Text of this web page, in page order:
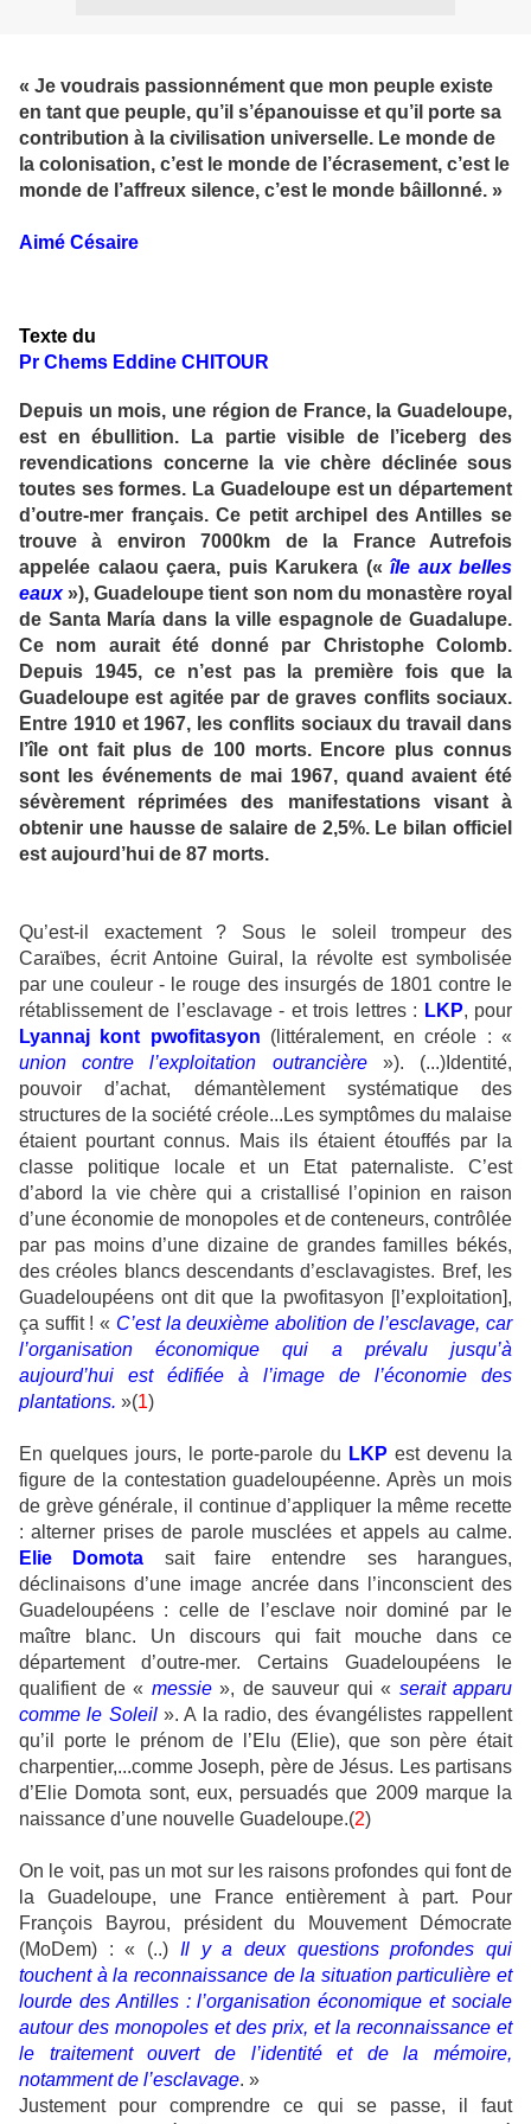
« Je voudrais passionnément que mon peuple existe
en tant que peuple, qu’il s’épanouisse et qu’il porte sa
contribution à la civilisation universelle. Le monde de
la colonisation, c’est le monde de l’écrasement, c’est le
monde de l’affreux silence, c’est le monde bâillonné. »
Aimé Césaire
Texte du
Pr Chems Eddine CHITOUR
Depuis un mois, une région de France, la Guadeloupe,
est en ébullition. La partie visible de l’iceberg des
revendications concerne la vie chère déclinée sous
toutes ses formes. La Guadeloupe est un département
d’outre-mer français. Ce petit archipel des Antilles se
trouve à environ 7000km de la France Autrefois
appelée calaou çaera, puis Karukera (« île aux belles
eaux»), Guadeloupe tient son nom du monastère royal
de Santa María dans la ville espagnole de Guadalupe.
Ce nom aurait été donné par Christophe Colomb.
Depuis 1945, ce n’est pas la première fois que la
Guadeloupe est agitée par de graves conflits sociaux.
Entre 1910 et 1967, les conflits sociaux du travail dans
l’île ont fait plus de 100 morts. Encore plus connus
sont les événements de mai 1967, quand avaient été
sévèrement réprimées des manifestations visant à
obtenir une hausse de salaire de 2,5%. Le bilan officiel
est aujourd’hui de 87 morts.
Qu’est-il exactement ? Sous le soleil trompeur des
Caraïbes, écrit Antoine Guiral, la révolte est symbolisée
par une couleur - le rouge des insurgés de 1801 contre le
rétablissement de l’esclavage - et trois lettres : LKP, pour
Lyannaj kont pwofitasyon (littéralement, en créole : «
union contre l’exploitation outrancière»). (...)Identité,
pouvoir d’achat, démantèlement systématique des
structures de la société créole...Les symptômes du malaise
étaient pourtant connus. Mais ils étaient étouffés par la
classe politique locale et un Etat paternaliste. C’est
d’abord la vie chère qui a cristallisé l’opinion en raison
d’une économie de monopoles et de conteneurs, contrôlée
par pas moins d’une dizaine de grandes familles békés,
des créoles blancs descendants d’esclavagistes. Bref, les
Guadeloupéens ont dit que la pwofitasyon [l’exploitation],
ça suffit ! « C’est la deuxième abolition de l’esclavage, car
l’organisation économique qui a prévalu jusqu’à
aujourd’hui est édifiée à l’image de l’économie des
plantations. »(1)
En quelques jours, le porte-parole du LKP est devenu la
figure de la contestation guadeloupéenne. Après un mois
de grève générale, il continue d’appliquer la même recette
: alterner prises de parole musclées et appels au calme.
Elie Domota sait faire entendre ses harangues,
déclinaisons d’une image ancrée dans l’inconscient des
Guadeloupéens : celle de l’esclave noir dominé par le
maître blanc. Un discours qui fait mouche dans ce
département d’outre-mer. Certains Guadeloupéens le
qualifient de « messie», de sauveur qui « serait apparu
comme le Soleil». A la radio, des évangélistes rappellent
qu’il porte le prénom de l’Elu (Elie), que son père était
charpentier,...comme Joseph, père de Jésus. Les partisans
d’Elie Domota sont, eux, persuadés que 2009 marque la
naissance d’une nouvelle Guadeloupe.(2)
On le voit, pas un mot sur les raisons profondes qui font de
la Guadeloupe, une France entièrement à part. Pour
François Bayrou, président du Mouvement Démocrate
(MoDem) : « (..) Il y a deux questions profondes qui
touchent à la reconnaissance de la situation particulière et
lourde des Antilles : l’organisation économique et sociale
autour des monopoles et des prix, et la reconnaissance et
le traitement ouvert de l’identité et de la mémoire,
notamment de l’esclavage. »
Justement pour comprendre ce qui se passe, il faut